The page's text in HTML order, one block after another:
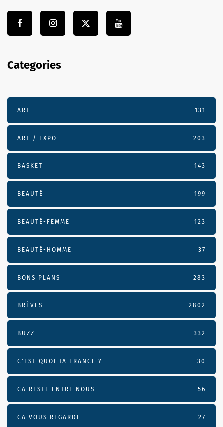
Categories
ART 131
ART / EXPO 203
BASKET 143
BEAUTÉ 199
BEAUTÉ-FEMME 123
BEAUTÉ-HOMME 37
BONS PLANS 283
BRÈVES 2802
BUZZ 332
C'EST QUOI TA FRANCE ? 30
CA RESTE ENTRE NOUS 56
CA VOUS REGARDE 27